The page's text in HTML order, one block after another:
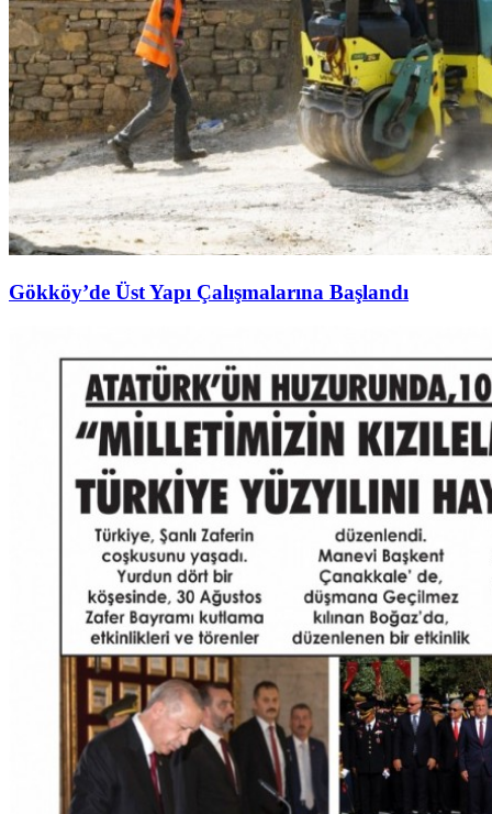
Gökköy’de Üst Yapı Çalışmalarına Başlandı